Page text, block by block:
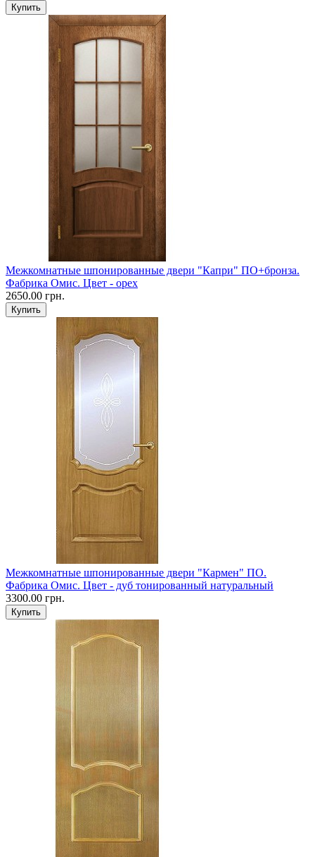
Межкомнатные шпонированные двери "Капри" ПО+бронза.
Фабрика Омис. Цвет - орех
2650.00 грн.
Межкомнатные шпонированные двери "Кармен" ПО.
Фабрика Омис. Цвет - дуб тонированный натуральный
3300.00 грн.